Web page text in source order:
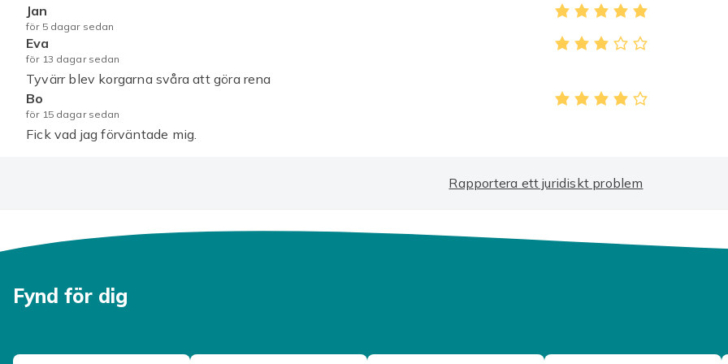
Artikel.nr.
Produktsäkerhetsinformation
Jan
för 5 dagar sedan
Eva
för 13 dagar sedan
Tyvärr blev korgarna svåra att göra rena
Bo
för 15 dagar sedan
Fick vad jag förväntade mig.
Rapportera ett juridiskt problem
Fynd för dig